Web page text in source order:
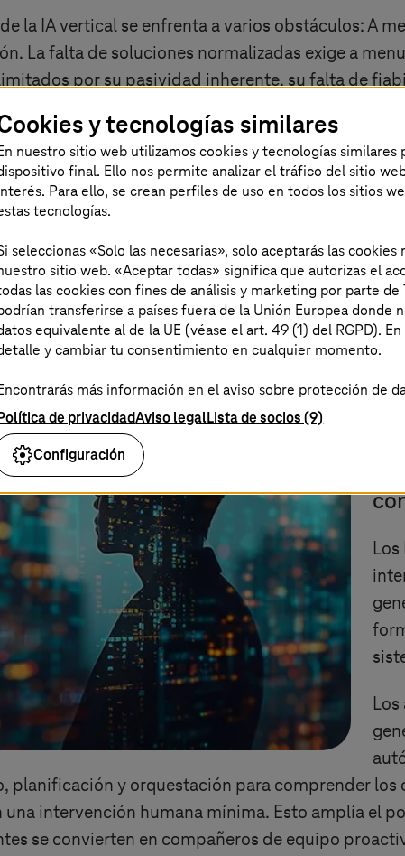
la IA vertical se enfrenta a varios obstáculos: A
La falta de soluciones normalizadas exige a
por su pasividad inherente, su falta de
niveles. La calidad de los datos y su
cultural por parte de los equipos que
de su limitada repercusión en los resultados,
piloto a gran escala que han acelerado la
en materia de ingeniería de prompt,
más integrada y transformadora: la incipiente era
planificación y orquestación para comprender los
una intervención humana mínima. Esto amplía el
se convierten en compañeros de equipo
y tecnologías similares
nuestro sitio web utilizamos cookies y tecnologías
final. Ello nos permite analizar el tráfico del sitio
Para ello, se crean perfiles de uso en todos los sitios
tecnologías.
seleccionas «Solo las necesarias», solo aceptarás las
sitio web. «Aceptar todas» significa que autorizas el
las cookies con fines de análisis y marketing por parte
transferirse a países fuera de la Unión Europea
equivalente al de la UE (véase el art. 49 (1) del RGPD).
y cambiar tu consentimiento en cualquier momento.
más información en el aviso sobre protección de
de privacidadAviso legalLista de socios (9)
Configuración